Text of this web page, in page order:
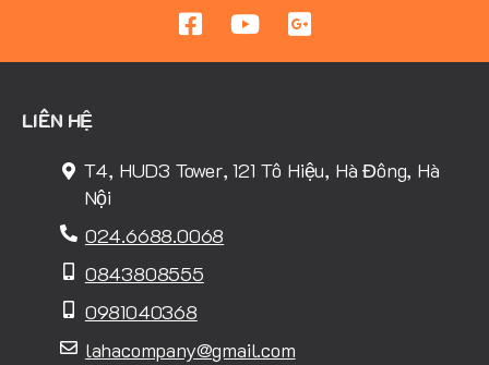
LIÊN HỆ
T4, HUD3 Tower, 121 Tô Hiệu, Hà Đông, Hà
Nội
024.6688.0068
0843808555
0981040368
lahacompany@gmail.com